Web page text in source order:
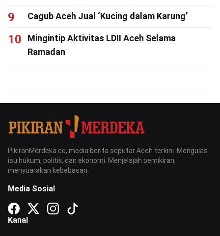
Cagub Aceh Jual ‘Kucing dalam Karung’
Mingintip Aktivitas LDII Aceh Selama
Ramadan
PikiranMerdeka.co, media berita seputar Aceh terkini. Mengulas
isu hukum, politik, dan ekonomi. Menjelajah pemikiran,
menyuarakan kebebasan.
Media Sosial
Kanal